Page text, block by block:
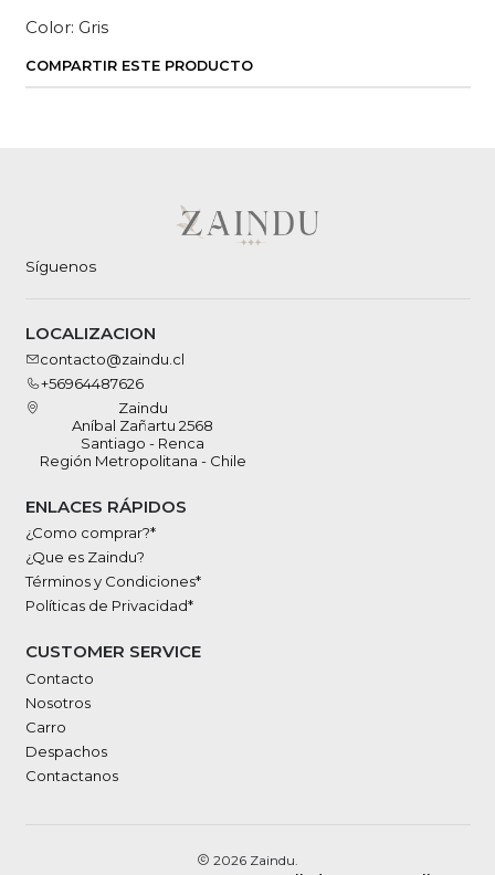
Color: Gris
COMPARTIR ESTE PRODUCTO
Síguenos
LOCALIZACION
contacto@zaindu.cl
+56964487626
Zaindu
Aníbal Zañartu 2568
Santiago - Renca
Región Metropolitana - Chile
ENLACES RÁPIDOS
¿Como comprar?*
¿Que es Zaindu?
Términos y Condiciones*
Políticas de Privacidad*
CUSTOMER SERVICE
Contacto
Nosotros
Carro
Despachos
Contactanos
2026 Zaindu.